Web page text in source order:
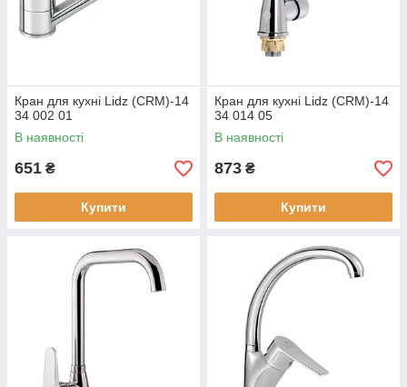
Кран для кухні Lidz (CRM)-14
34 002 01
В наявності
651 ₴
Купити
Кран для кухні Lidz (CRM)-14
34 014 05
В наявності
873 ₴
Купити